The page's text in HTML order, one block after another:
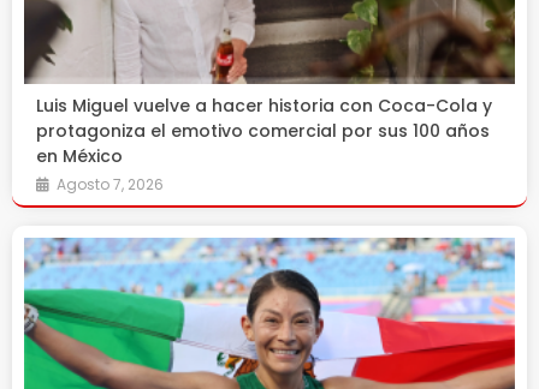
Luis Miguel vuelve a hacer historia con Coca-Cola y
protagoniza el emotivo comercial por sus 100 años
en México
Agosto 7, 2026